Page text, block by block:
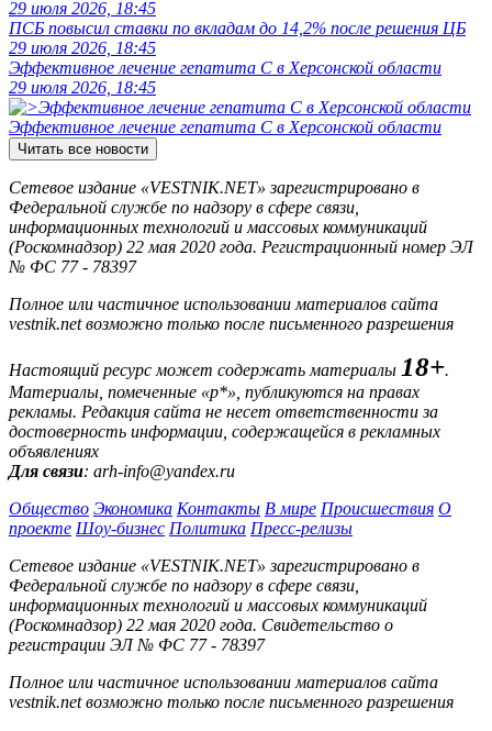
29 июля 2026, 18:45
ПСБ повысил ставки по вкладам до 14,2% после решения ЦБ
29 июля 2026, 18:45
Эффективное лечение гепатита C в Херсонской области
29 июля 2026, 18:45
Эффективное лечение гепатита C в Херсонской области
Читать все новости
Сетевое издание «VESTNIK.NET» зарегистрировано в
Федеральной службе по надзору в сфере связи,
информационных технологий и массовых коммуникаций
(Роскомнадзор) 22 мая 2020 года. Регистрационный номер ЭЛ
№ ФС 77 - 78397
Полное или частичное использовании материалов сайта
vestnik.net возможно только после письменного разрешения
Настоящий ресурс может содержать материалы 18+.
Материалы, помеченные «р*», публикуются на правах
рекламы. Редакция сайта не несет ответственности за
достоверность информации, содержащейся в рекламных
объявлениях
Для связи: arh-info@yandex.ru
Общество Экономика Контакты В мире Происшествия О
проекте Шоу-бизнес Политика Пресс-релизы
Сетевое издание «VESTNIK.NET» зарегистрировано в
Федеральной службе по надзору в сфере связи,
информационных технологий и массовых коммуникаций
(Роскомнадзор) 22 мая 2020 года. Свидетельство о
регистрации ЭЛ № ФС 77 - 78397
Полное или частичное использовании материалов сайта
vestnik.net возможно только после письменного разрешения